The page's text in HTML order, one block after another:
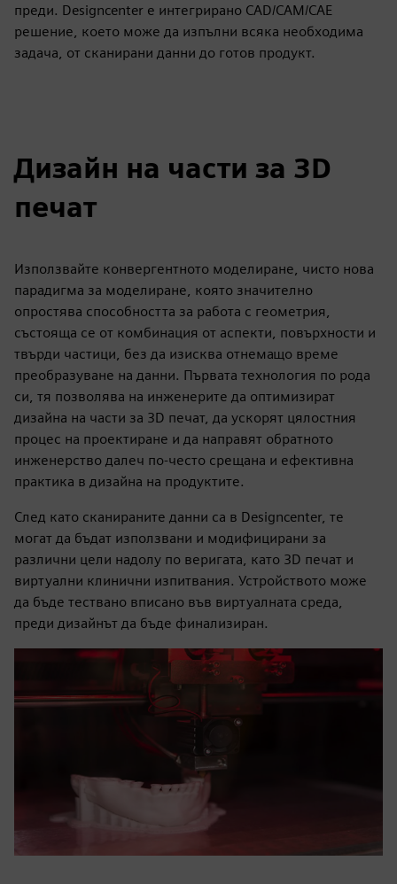
преди. Designcenter е интегрирано CAD/CAM/CAE
решение, което може да изпълни всяка необходима
задача, от сканирани данни до готов продукт.
Дизайн на части за 3D
печат
Използвайте конвергентното моделиране, чисто нова
парадигма за моделиране, която значително
опростява способността за работа с геометрия,
състояща се от комбинация от аспекти, повърхности и
твърди частици, без да изисква отнемащо време
преобразуване на данни. Първата технология по рода
си, тя позволява на инженерите да оптимизират
дизайна на части за 3D печат, да ускорят цялостния
процес на проектиране и да направят обратното
инженерство далеч по-често срещана и ефективна
практика в дизайна на продуктите.
След като сканираните данни са в Designcenter, те
могат да бъдат използвани и модифицирани за
различни цели надолу по веригата, като 3D печат и
виртуални клинични изпитвания. Устройството може
да бъде тествано вписано във виртуалната среда,
преди дизайнът да бъде финализиран.